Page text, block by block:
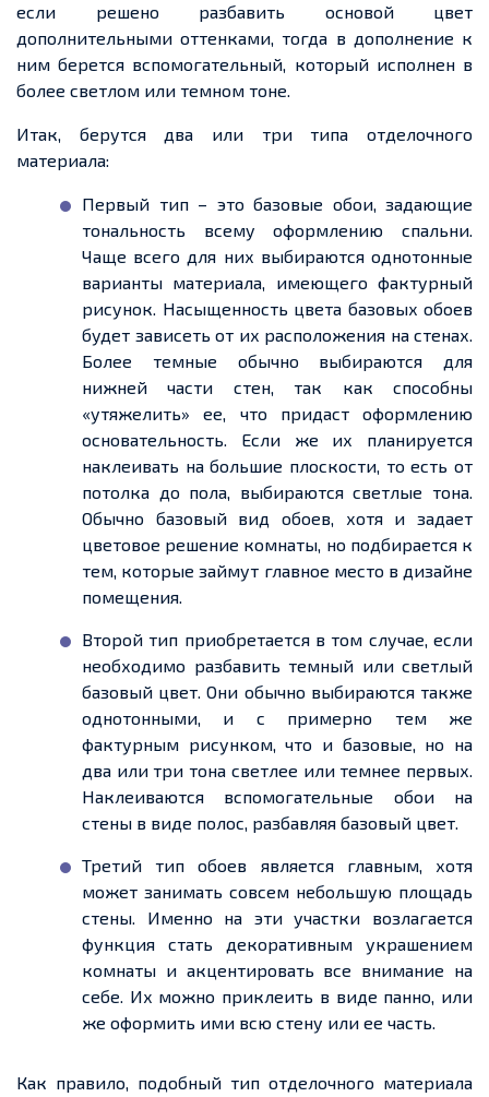
если решено разбавить основой цвет
дополнительными оттенками, тогда в дополнение к
нимберется вспомогательный, который исполнен в
более светлом или темном тоне.
Итак, берутся два или три типа отделочного
материала:
Первый тип – это базовые обои, задающие
тональность всему оформлению спальни.
Чаще всего для них выбираются однотонные
варианты материала, имеющего фактурный
рисунок. Насыщенность цвета базовых обоев
будет зависеть от их расположения на стенах.
Более темные обычно выбираются для
нижней части стен, так как способны
«утяжелить»ее, что придаст оформлению
основательность. Если же их планируется
наклеивать на большие плоскости, то есть от
потолка до пола, выбираются светлые тона.
Обычно базовый вид обоев, хотяизадает
цветовое решение комнаты, но подбирается к
тем, которые займут главное место в дизайне
помещения.
Второй тип приобретается в том случае, если
необходимо разбавить темный или светлый
базовый цвет. Они обычно выбираются также
однотонными, и с примерно тем же
фактурным рисунком, что и базовые, но на
два или три тона светлее или темнее первых.
Наклеиваются вспомогательные обои на
стены в виде полос, разбавляя базовый цвет.
Третий тип обоев является главным, хотя
может занимать совсем небольшую площадь
стены. Именно на эти участки возлагается
функция стать декоративным украшением
комнаты и акцентировать все внимание на
себе. Их можно приклеить в виде панно, или
же оформить ими всю стену или ее часть.
Как правило, подобный тип отделочного материала